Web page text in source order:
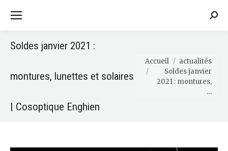
Soldes janvier 2021 :
montures, lunettes et solaires
| Cosoptique Enghien
Vous êtes ici :
Accueil
actualités
Soldes janvier
2021 : montures,
…